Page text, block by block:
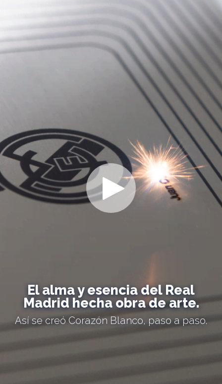
El alma y esencia del Real
Madrid hecha obra de arte.
Así se creó Corazón Blanco, paso a paso.